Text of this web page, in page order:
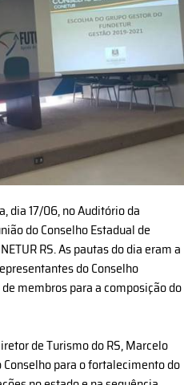
dia 17/06, no Auditório da
do Conselho Estadual de
RS. As pautas do dia eram a
do Conselho
membros para a composição do
de Turismo do RS, Marcelo
para o fortalecimento do